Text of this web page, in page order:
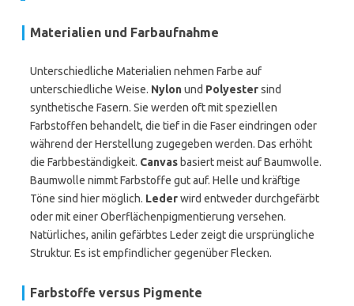
Materialien und Farbaufnahme
Unterschiedliche Materialien nehmen Farbe auf
unterschiedliche Weise. Nylonund Polyestersind
synthetische Fasern. Sie werden oft mit speziellen
Farbstoffen behandelt, die tief in die Faser eindringen oder
während der Herstellung zugegeben werden. Das erhöht
die Farbbeständigkeit. Canvas basiert meist auf Baumwolle.
Baumwolle nimmt Farbstoffe gut auf. Helle und kräftige
Töne sind hier möglich. Lederwird entweder durchgefärbt
oder mit einer Oberflächenpigmentierung versehen.
Natürliches, anilin gefärbtes Leder zeigt die ursprüngliche
Struktur. Es ist empfindlicher gegenüber Flecken.
Farbstoffe versus Pigmente